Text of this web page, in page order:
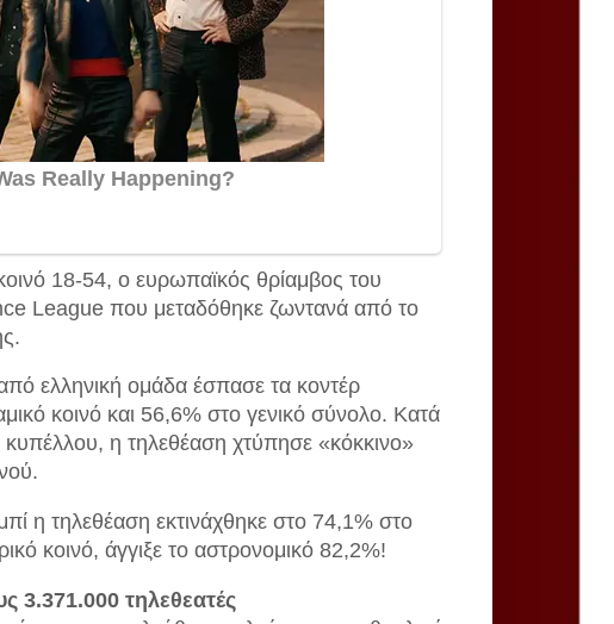
18-54, ο ευρωπαϊκός θρίαμβος του
League που μεταδόθηκε ζωντανά από το
ελληνική ομάδα έσπασε τα κοντέρ
κοινό και 56,6% στο γενικό σύνολο. Κατά
η τηλεθέαση χτύπησε «κόκκινο»
η τηλεθέαση εκτινάχθηκε στο 74,1% στο
κοινό, άγγιξε το αστρονομικό 82,2%!
3.371.000 τηλεθεατές